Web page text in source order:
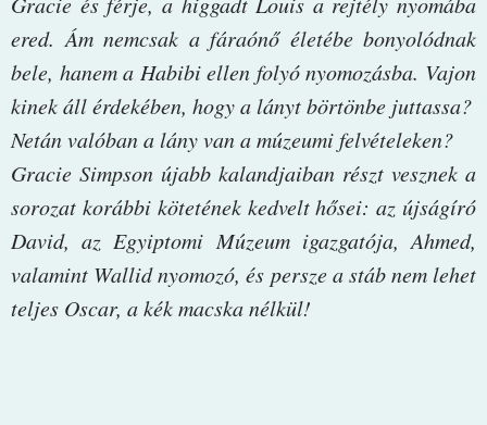
ered. Ám nemcsak a fáraónő életébe bonyolódnak
bele, hanem a Habibi ellen folyó nyomozásba. Vajon
kinek áll érdekében, hogy a lányt börtönbe juttassa?
Netán valóban a lány van a múzeumi felvételeken?
Gracie Simpson újabb kalandjaiban részt vesznek a
sorozat korábbi kötetének kedvelt hősei: az újságíró
David, az Egyiptomi Múzeum igazgatója, Ahmed,
valamint Wallid nyomozó, és persze a stáb nem lehet
teljes Oscar, a kék macska nélkül!